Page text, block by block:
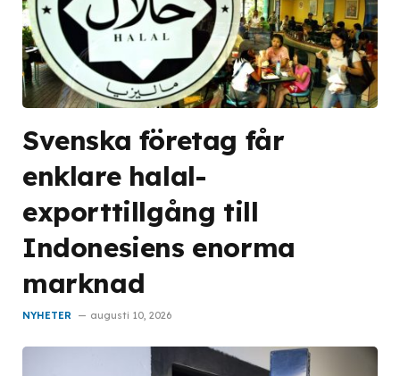
Svenska företag får
enklare halal-
exporttillgång till
Indonesiens enorma
marknad
NYHETER augusti 10, 2026